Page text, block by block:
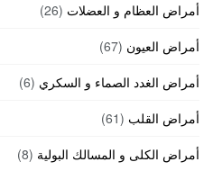
أمراض العظام و العضلات (26)
أمراض العيون (67)
أمراض الغدد الصماء و السكري (6)
أمراض القلب (61)
أمراض الكلى و المسالك البولية (8)